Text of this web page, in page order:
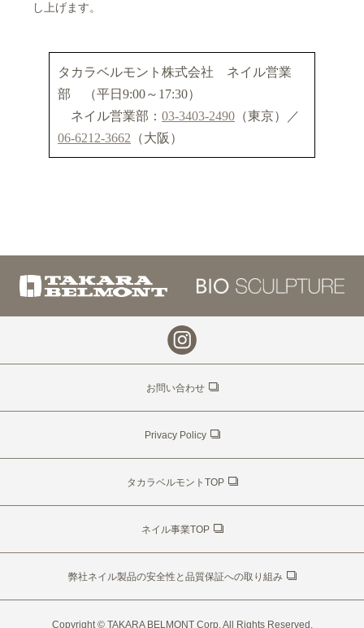
し上げます。
タカラベルモント株式会社 ネイル営業
部 （平日9:00～17:30）
ネイル営業部：03-3403-2490 （東京）／
06-6212-3662 （大阪）
お問い合わせ
Privacy Policy
タカラベルモントTOP
ネイル事業TOP
弊社ネイル製品の安全性と品質保証への取り組み
Copyright © TAKARA BELMONT Corp, All Rights Reserved.